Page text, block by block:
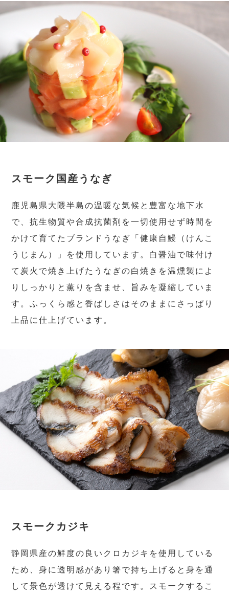
スモーク国産うなぎ
鹿児島県大隈半島の温暖な気候と豊富な地下水
で、抗生物質や合成抗菌剤を一切使用せず時間を
かけて育てたブランドうなぎ「健康自鰻（けんこ
うじまん）」を使用しています。白醤油で味付け
て炭火で焼き上げたうなぎの白焼きを温燻製によ
りしっかりと薫りを含ませ、旨みを凝縮していま
す。ふっくら感と香ばしさはそのままにさっぱり
上品に仕上げています。
スモークカジキ
静岡県産の鮮度の良いクロカジキを使用している
ため、身に透明感があり箸で持ち上げると身を通
して景色が透けて見える程です。スモークするこ